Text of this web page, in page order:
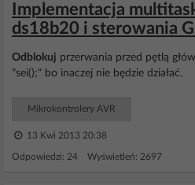
Implementacja
ds18b20 i sterowania
Odblokuj przerwania przed pętlą
"sei();" bo inaczej nie będzie działać.
Mikrokontrolery AVR
13 Kwi 2013 20:38
Odpowiedzi: 24 Wyświetleń: 2697